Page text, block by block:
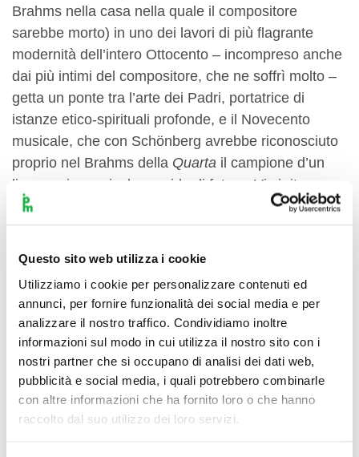
Questo sito web utilizza i cookie
Utilizziamo i cookie per personalizzare contenuti ed
annunci, per fornire funzionalità dei social media e per
analizzare il nostro traffico. Condividiamo inoltre
informazioni sul modo in cui utilizza il nostro sito con i
nostri partner che si occupano di analisi dei dati web,
pubblicità e social media, i quali potrebbero combinarle
con altre informazioni che ha fornito loro o che hanno
raccolto dal suo utilizzo dei loro servizi.
Brahms nella casa nella quale il compositore
sarebbe morto) in uno dei lavori di più flagrante
modernità dell’intero Ottocento – incompreso anche
dai più intimi del compositore, che ne soffrì molto –
getta un ponte tra l’arte dei Padri, portatrice di
istanze etico-spirituali profonde, e il Novecento
musicale, che con Schönberg avrebbe riconosciuto
proprio nel Brahms della Quarta il campione d’un
linguaggio musicale gravido di futuro. Vi si ritrovano
la passione brahmsiana per la complessità formale
viennese per recuperare, nel Finale, la ciaccona
barocca.
Scritta nel 1884-85 in due soggiorni estivi a
Mürzzuschlag, in Stiria, presentata il 25 ottobre
1885, laSinfonia inanella tre movimenti di carattere
sensibilmente contra stante prima di giungere al
Finale, un unicum nella letteratura sinfonica